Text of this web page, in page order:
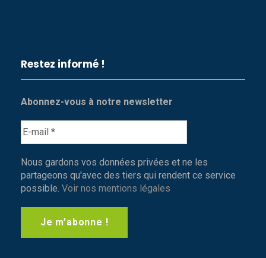
Restez informé !
Abonnez-vous à notre newsletter
Nous gardons vos données privées et ne les
partageons qu'avec des tiers qui rendent ce service
possible. Voir nos mentions légales